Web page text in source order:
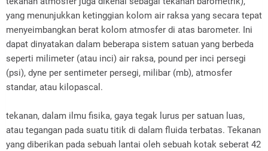
yang menunjukkan ketinggian kolom air raksa yang secara tepat
menyeimbangkan berat kolom atmosfer di atas barometer. Ini
dapat dinyatakan dalam beberapa sistem satuan yang berbeda
seperti milimeter (atau inci) air raksa, pound per inci persegi
(psi), dyne per sentimeter persegi, milibar (mb), atmosfer
standar, atau kilopascal.
tekanan, dalam ilmu fisika, gaya tegak lurus per satuan luas,
atau tegangan pada suatu titik di dalam fluida terbatas. Tekanan
yang diberikan pada sebuah lantai oleh sebuah kotak seberat 42